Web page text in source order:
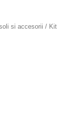
si accesorii / Kit